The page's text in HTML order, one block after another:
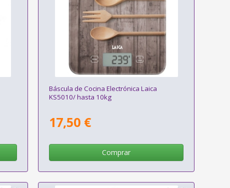
Báscula de Cocina Electrónica Laica
KS5010/ hasta 10kg
17,50 €
Comprar